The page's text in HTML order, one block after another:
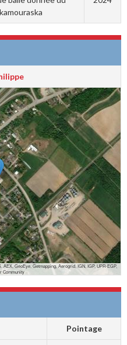
kamouraska
GeoEye, Getmapping, Aerogrid, IGN, IGP, UPR-EGP,
Community
Pointage